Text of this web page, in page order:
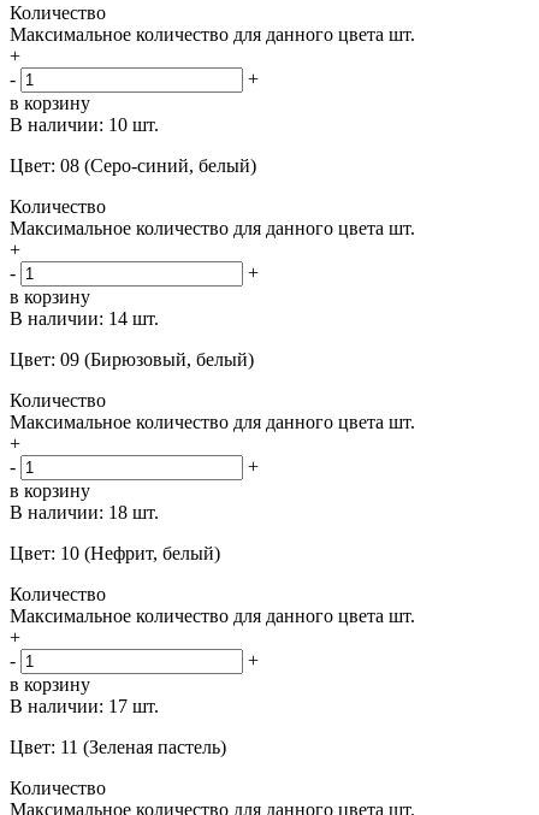
Количество
Максимальное количество для данного цвета шт.
+
-
+
в корзину
В наличии: 10 шт.
Цвет: 08 (Серо-синий, белый)
Количество
Максимальное количество для данного цвета шт.
+
-
+
в корзину
В наличии: 14 шт.
Цвет: 09 (Бирюзовый, белый)
Количество
Максимальное количество для данного цвета шт.
+
-
+
в корзину
В наличии: 18 шт.
Цвет: 10 (Нефрит, белый)
Количество
Максимальное количество для данного цвета шт.
+
-
+
в корзину
В наличии: 17 шт.
Цвет: 11 (Зеленая пастель)
Количество
Максимальное количество для данного цвета шт.